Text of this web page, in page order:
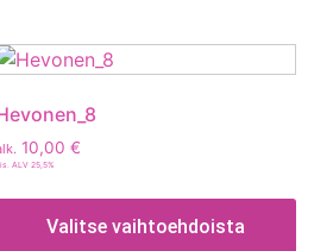
10,00 €
ALV 25,5%
Valitse vaihtoehdoista